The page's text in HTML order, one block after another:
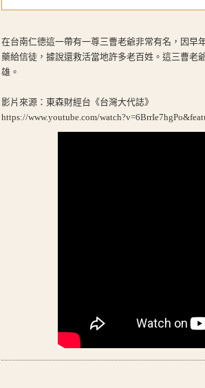
在台南仁德這一帶有一尊三曹老爺非常有名，因早
藥給信徒，據說還救活當地許多老百姓。這三曹老
雄。
影片來源：東森財經台《台灣大代誌》
https://www.youtube.com/